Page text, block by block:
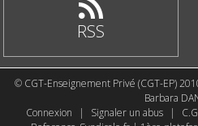
RSS
© CGT-Enseignement Privé (CGT-EP)
Barbara
Connexion
| Signaler un abus |